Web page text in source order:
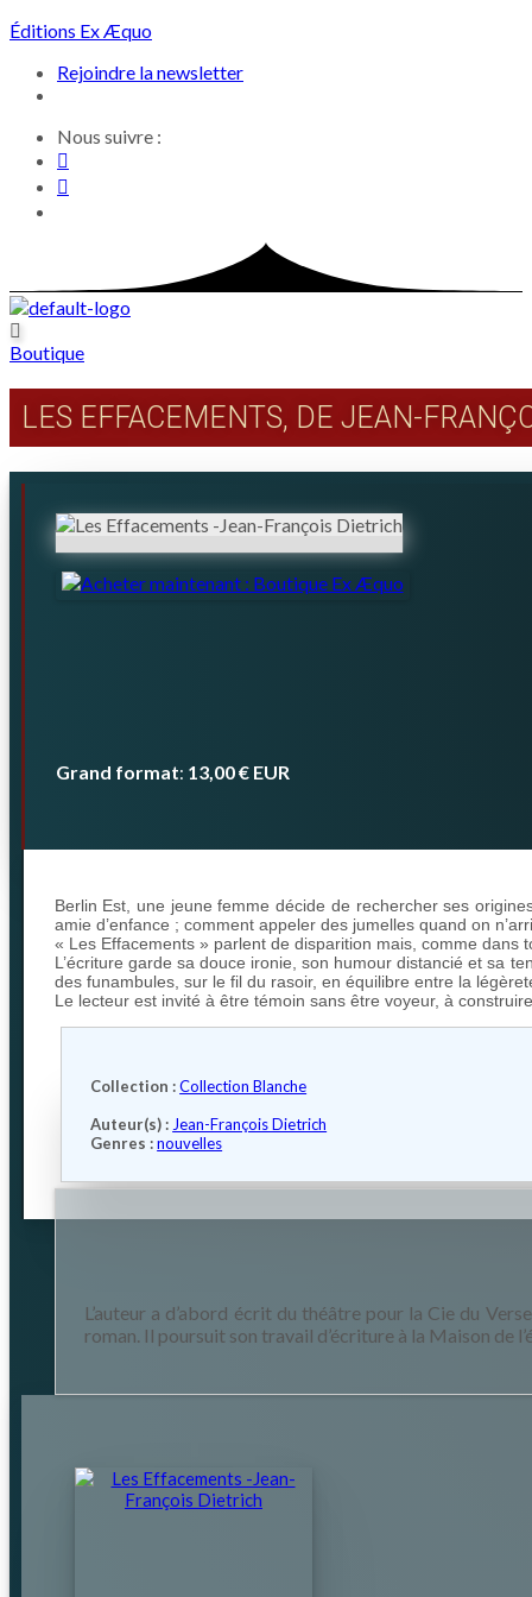
Skip
content
Éditions Ex Æquo
Rejoindre la newsletter
Nous suivre :
Boutique
LES EFFACEMENTS, DE JEAN-
Grand format: 13,00 €EUR
Berlin Est, une jeune femme décide de rechercher ses
amie d’enfance ; comment appeler des jumelles quand on
« Les Effacements » parlent de disparition mais, comme
L’écriture garde sa douce ironie, son humour distancié et sa
des funambules, sur le fil du rasoir, en équilibre entre la
Le lecteur est invité à être témoin sans être voyeur, à
Collection :Collection Blanche
Auteur(s) : Jean-François Dietrich
Genres :nouvelles
L’auteur a d’abord écrit du théâtre pour la Cie du
roman. Il poursuit son travail d’écriture à la Maison de